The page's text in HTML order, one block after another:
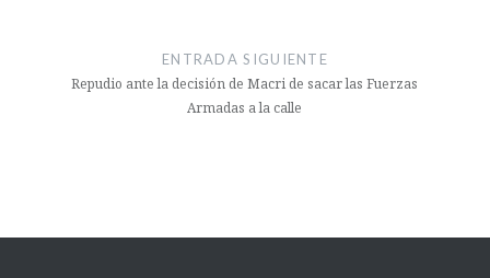
ENTRADA SIGUIENTE
Repudio ante la decisión de Macri de sacar las Fuerzas
Armadas a la calle